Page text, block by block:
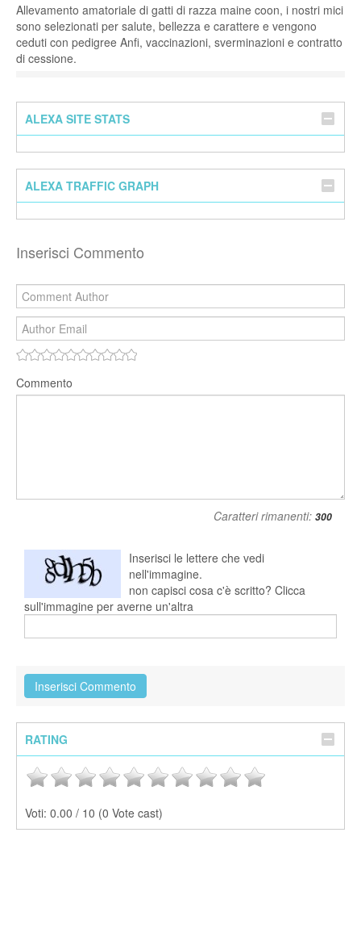
Allevamento amatoriale di gatti di razza maine coon, i nostri mici
sono selezionati per salute, bellezza e carattere e vengono
ceduti con pedigree Anfi, vaccinazioni, sverminazioni e contratto
di cessione.
ALEXA SITE STATS
ALEXA TRAFFIC GRAPH
Inserisci Commento
Commento
Caratteri rimanenti:
Inserisci le lettere che vedi
nell'immagine.
non capisci cosa c'è scritto? Clicca
sull'immagine per averne un'altra
RATING
Voti: 0.00 / 10 (0 Vote cast)